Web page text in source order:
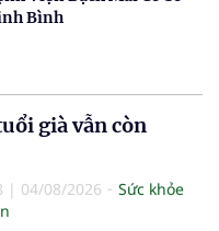
Bình
già vẫn còn
| 04/08/2026
Sức khỏe